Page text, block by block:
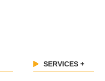
SERVICES +